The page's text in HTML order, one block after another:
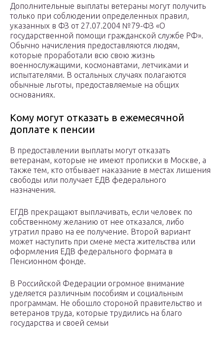
Дополнительные выплаты ветераны могут получить
только при соблюдении определенных правил,
указанных в ФЗ от 27.07.2004 №79-ФЗ «О
государственной помощи гражданской службе РФ».
Обычно начисления предоставляются людям,
которые проработали всю свою жизнь
военнослужащими, космонавтами, летчиками и
испытателями. В остальных случаях полагаются
обычные льготы, предоставляемые на общих
основаниях.
Кому могут отказать в ежемесячной
доплате к пенсии
В предоставлении выплаты могут отказать
ветеранам, которые не имеют прописки в Москве, а
также тем, кто отбывает наказание в местах лишения
свободы или получает ЕДВ федерального
назначения.
ЕГДВ прекращают выплачивать, если человек по
собственному желанию от нее отказался, либо
утратил право на ее получение. Второй вариант
может наступить при смене места жительства или
оформления ЕДВ федерального формата в
Пенсионном фонде.
В Российской Федерации огромное внимание
уделяется различным пособиям и социальным
программам. Не обошло стороной правительство и
ветеранов труда, которые трудились на благо
государства и своей семьи